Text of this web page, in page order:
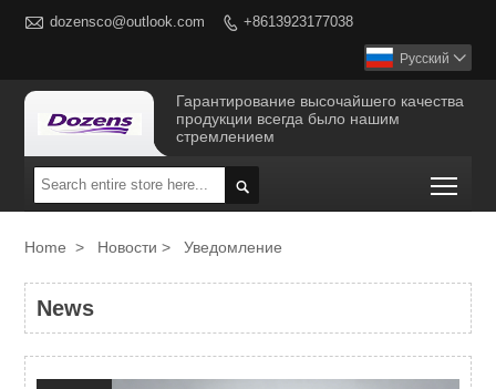
 dozensco@outlook.com  +8613923177038
Русский 
Гарантирование высочайшего качества
продукции всегда было нашим
стремлением

Home > Новости > Уведомление
News